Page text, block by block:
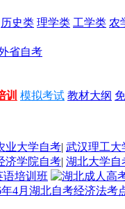
历史类 理学类 工学类 农
省自考
训 模拟考试 教材大纲
业大学自考| 武汉理工大
济学院自考| 湖北大学自
年4月湖北自考经济法考